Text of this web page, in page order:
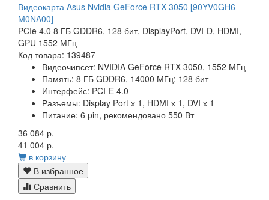
Видеокарта Asus Nvidia GeForce RTX 3050 [90YV0GH6-
M0NA00]
PCIe 4.0 8 ГБ GDDR6, 128 бит, DisplayPort, DVI-D, HDMI,
GPU 1552 МГц
Код товара: 139487
Видеочипсет: NVIDIA GeForce RTX 3050, 1552 МГц
Память: 8 ГБ GDDR6, 14000 МГц; 128 бит
Интерфейс: PCI-E 4.0
Разъемы: Display Port х 1, HDMI х 1, DVI х 1
Питание: 6 pin, рекомендовано 550 Вт
36 084 р.
41 004 р.
в корзину
В избранное
Сравнить